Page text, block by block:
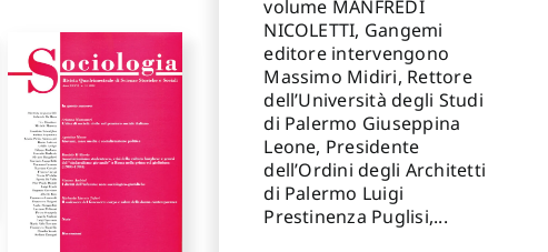
volume MANFREDI
NICOLETTI, Gangemi
editore intervengono
Massimo Midiri, Rettore
dell’Università degli Studi
di Palermo Giuseppina
Leone, Presidente
dell’Ordini degli Architetti
di Palermo Luigi
Prestinenza Puglisi,...